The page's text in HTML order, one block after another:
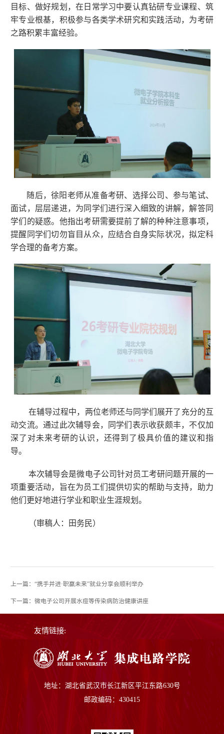
目标、做好规划，在日常学习中要认真钻研专业课程、筑
牢专业根基，积极参与各类学术研究和实践活动，为考研
之路积累丰富经验。
随后，徐阳老师从准备考研、选择公司、参与笔试、
面试，层层递进，为同学们进行深入细致的讲解，解答同
学们的疑惑。他指出考研需要提前了解的种种注意事项，
提醒同学们切勿盲目从众，应结合自身实际状况，拟定科
学合理的备考方案。
在辅导过程中，两位老师还与同学们展开了充分的互
动交流。通过此次辅导会，同学们表示收获颇丰，不仅加
深了对未来考研的认识，还得到了极具价值的建议和指
导。
本次辅导会是微电子公司针对员工考研问题开展的一
项重要活动，旨在为员工们提供切实的帮助与支持，助力
他们更好地进行学业和职业生涯规划。
（审稿人：田务民）
上一篇：“携手并进·职赢未来”就业分享会顺利举办
下一篇：微电子公司开展水痘等传染病防治健康讲座
友情链接:
地址：湖北省武汉市长江新区平江东路630号
邮政编码：430415